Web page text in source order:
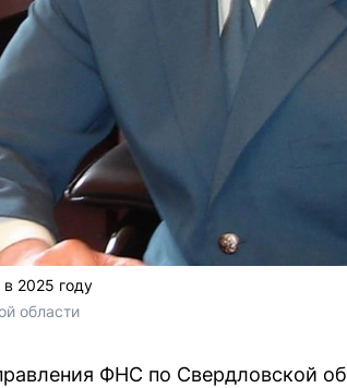
2025 году
области
ФНС по Свердловской